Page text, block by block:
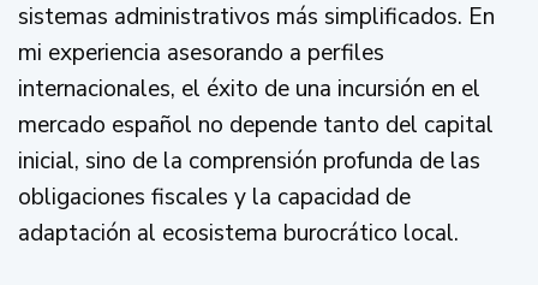
sistemas administrativos más simplificados. En
mi experiencia asesorando a perfiles
internacionales, el éxito de una incursión en el
mercado español no depende tanto del capital
inicial, sino de la comprensión profunda de las
obligaciones fiscales y la capacidad de
adaptación al ecosistema burocrático local.